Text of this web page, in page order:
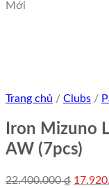
Mới
Trang chủ / Clubs /
Iron Mizuno
AW (7pcs)
22.400.000₫ Giá